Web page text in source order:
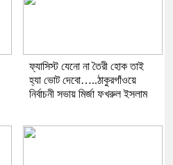
ফ্যাসিস্ট যেনো না তৈরী হোক তাই
হ্যা ভোট দেবো…..ঠাকুরগাঁওয়ে
নির্বাচনী সভায় মির্জা ফখরুল ইসলাম